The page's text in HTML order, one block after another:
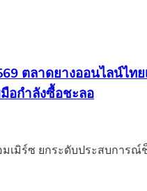
ตลาดยางออนไลน์ไท
อกำลังซื้อชะลอ